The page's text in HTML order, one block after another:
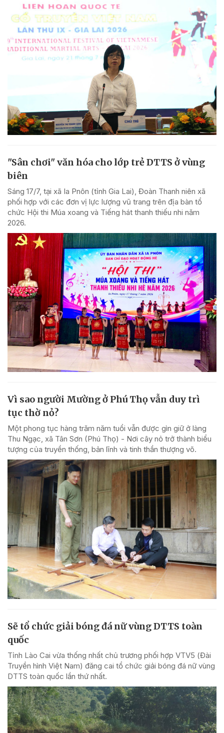
"Sân chơi" văn hóa cho lớp trẻ DTTS ở vùng
biên
Sáng 17/7, tại xã Ia Pnôn (tỉnh Gia Lai), Đoàn Thanh niên xã
phối hợp với các đơn vị lực lượng vũ trang trên địa bàn tổ
chức Hội thi Múa xoang và Tiếng hát thanh thiếu nhi năm
2026.
Vì sao người Mường ở Phú Thọ vẫn duy trì
tục thờ nỏ?
Một phong tục hàng trăm năm tuổi vẫn được gìn giữ ở làng
Thu Ngạc, xã Tân Sơn (Phú Thọ) - Nơi cây nỏ trở thành biểu
tượng của truyền thống, bản lĩnh và tinh thần thượng võ.
Sẽ tổ chức giải bóng đá nữ vùng DTTS toàn
quốc
Tỉnh Lào Cai vừa thống nhất chủ trương phối hợp VTV5 (Đài
Truyền hình Việt Nam) đăng cai tổ chức giải bóng đá nữ vùng
DTTS toàn quốc lần thứ nhất.